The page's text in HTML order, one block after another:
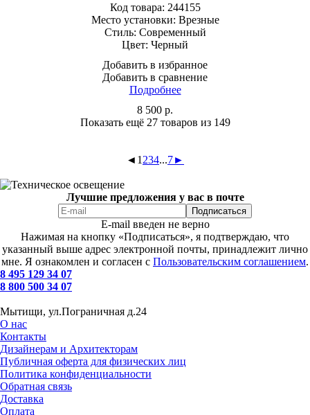
Код товара: 244155
Место установки: Врезные
Стиль: Современный
Цвет: Черный
Добавить в избранное
Добавить в сравнение
Подробнее
8 500 р.
Показать ещё 27 товаров из 149
◄ 1 234...7►
Лучшие предложения у вас в почте
E-mail введен не верно
Нажимая на кнопку «Подписаться», я подтверждаю, что
указанный выше адрес электронной почты, принадлежит лично
мне. Я ознакомлен и согласен с Пользовательским соглашением.
8 495 129 34 07
8 800 500 34 07
Мытищи, ул.Пограничная д.24
О нас
Контакты
Дизайнерам и Архитекторам
Публичная оферта для физических лиц
Политика конфиденциальности
Обратная связь
Доставка
Оплата